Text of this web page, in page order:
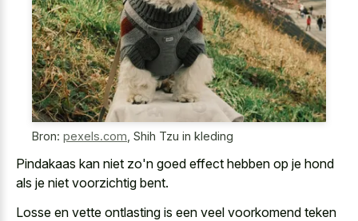
Bron: pexels.com Shih Tzu in kleding
Pindakaas kan niet zo'n goed effect hebben op je hond
als je niet voorzichtig bent.
Losse en vette ontlasting is een veel voorkomend teken